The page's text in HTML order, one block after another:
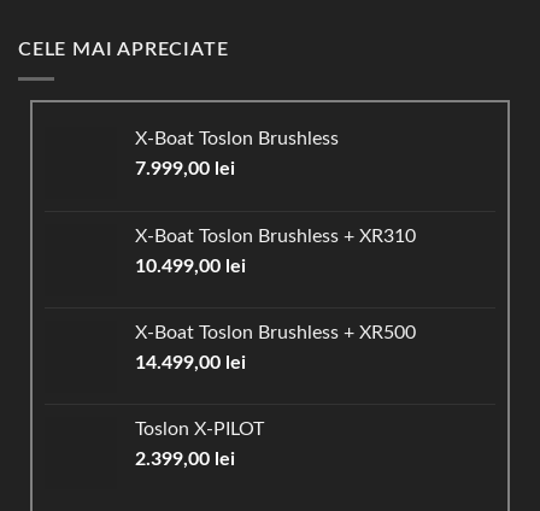
CELE MAI APRECIATE
X-Boat Toslon Brushless
7.999,00 lei
X-Boat Toslon Brushless + XR310
10.499,00 lei
X-Boat Toslon Brushless + XR500
14.499,00 lei
Toslon X-PILOT
2.399,00 lei